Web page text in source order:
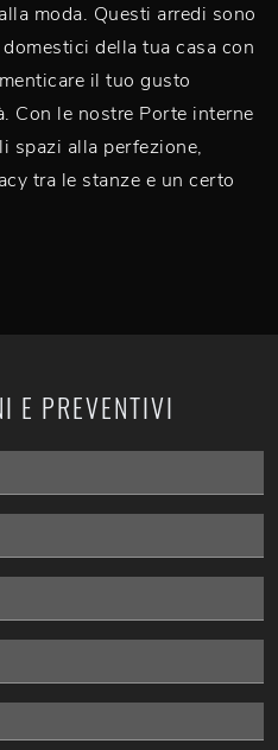
moda. Questi arredi sono
della tua casa con
il tuo gusto
Con le nostre Porte interne
spazi alla perfezione,
tra le stanze e un certo
E PREVENTIVI